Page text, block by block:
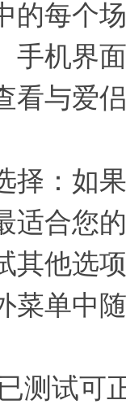
的每个
手机界
看与爱
择：如
适合您
其他选
菜单中
测试可